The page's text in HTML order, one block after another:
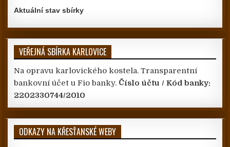
Aktuální stav sbírky
VEŘEJNÁ SBÍRKA KARLOVICE
Na opravu karlovického kostela. Transparentní
bankovní účet u Fio banky. Číslo účtu / Kód banky:
2202330744/2010
ODKAZY NA KŘESŤANSKÉ WEBY